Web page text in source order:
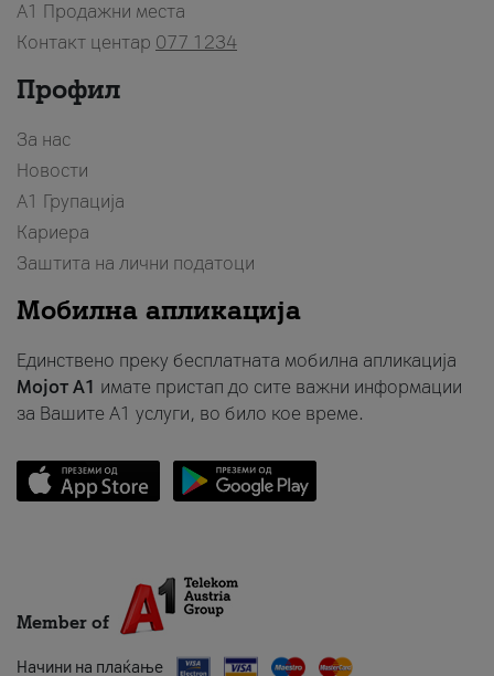
A1 Продажни места
Контакт центар 077 1234
Профил
За нас
Новости
А1 Групација
Кариера
Заштита на лични податоци
Мобилна апликација
Единствено преку бесплатната мобилна апликација
Мојот A1 имате пристап до сите важни информации
за Вашите A1 услуги, во било кое време.
Member of
Начини на плаќање